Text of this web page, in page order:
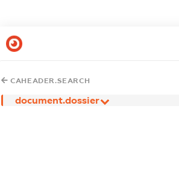
CAHEADER.SEARCH
document.dossier